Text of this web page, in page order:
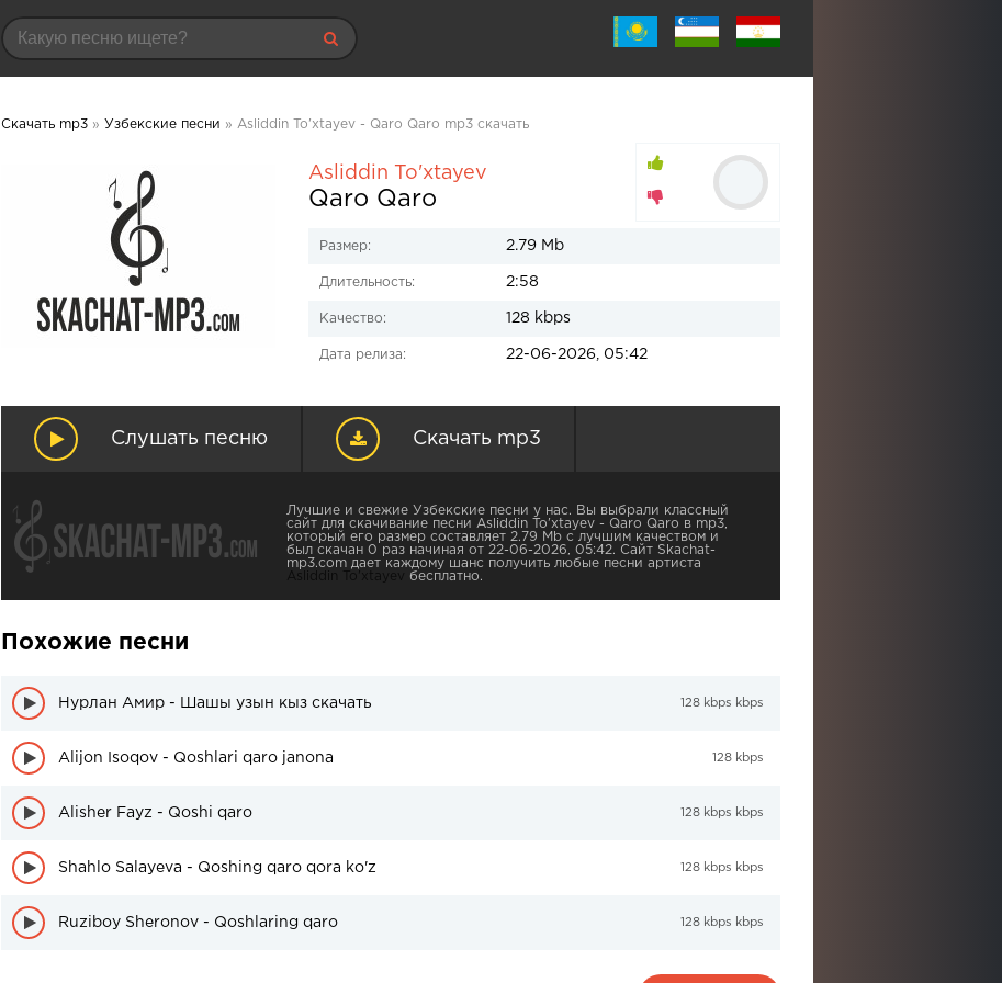
Скачать mp3 » Узбекские песни » Asliddin To'xtayev - Qaro Qaro mp3 скачать
Asliddin To'xtayev
Qaro Qaro
Размер: 2.79 Mb
Длительность: 2:58
Качество: 128 kbps
Дата релиза: 22-06-2026, 05:42
Слушать песню Скачать mp3
Лучшие и свежие Узбекские песни у нас. Вы выбрали классный
сайт для скачивание песни Asliddin To'xtayev - Qaro Qaro в mp3,
который его размер составляет 2.79 Mb с лучшим качеством и
был скачан 0 раз начиная от 22-06-2026, 05:42. Сайт Skachat-
mp3.com дает каждому шанс получить любые песни артиста
Asliddin To'xtayev
бесплатно.
Похожие песни
Нурлан Амир - Шашы узын кыз скачать 128 kbps kbps
Alijon Isoqov - Qoshlari qaro janona 128 kbps
Alisher Fayz - Qoshi qaro 128 kbps kbps
Shahlo Salayeva - Qoshing qaro qora ko'z 128 kbps kbps
Ruziboy Sherоnov - Qoshlaring qaro 128 kbps kbps